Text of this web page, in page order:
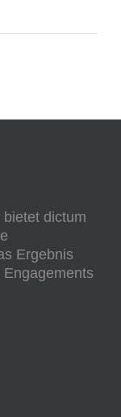
dictum
Ergebnis
Engagements